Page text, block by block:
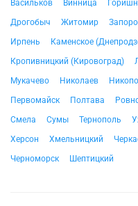
Васильков
Винница
Дрогобыч
Житомир
Ирпень
Каменское
Кропивницкий (Кировоград)
Мукачево
Николаев
Первомайск
Полтава
Смела
Сумы Тернополь
Херсон
Хмельницкий
Черноморск
Шептицкий